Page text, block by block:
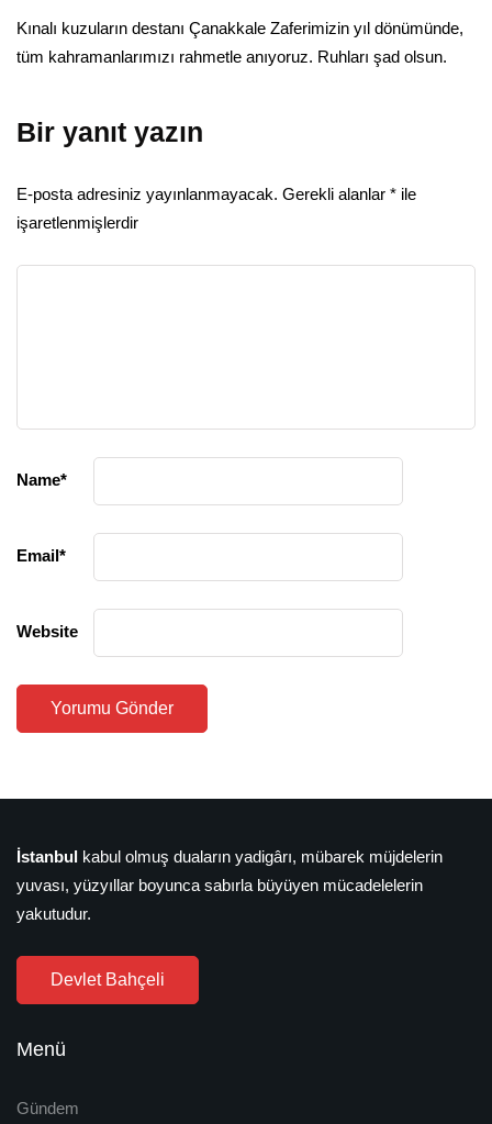
Kınalı kuzuların destanı Çanakkale Zaferimizin yıl dönümünde,
tüm kahramanlarımızı rahmetle anıyoruz. Ruhları şad olsun.
Bir yanıt yazın
E-posta adresiniz yayınlanmayacak. Gerekli alanlar * ile
işaretlenmişlerdir
Name*
Email*
Website
İstanbul kabul olmuş duaların yadigârı, mübarek müjdelerin
yuvası, yüzyıllar boyunca sabırla büyüyen mücadelelerin
yakutudur.
Devlet Bahçeli
Menü
Gündem